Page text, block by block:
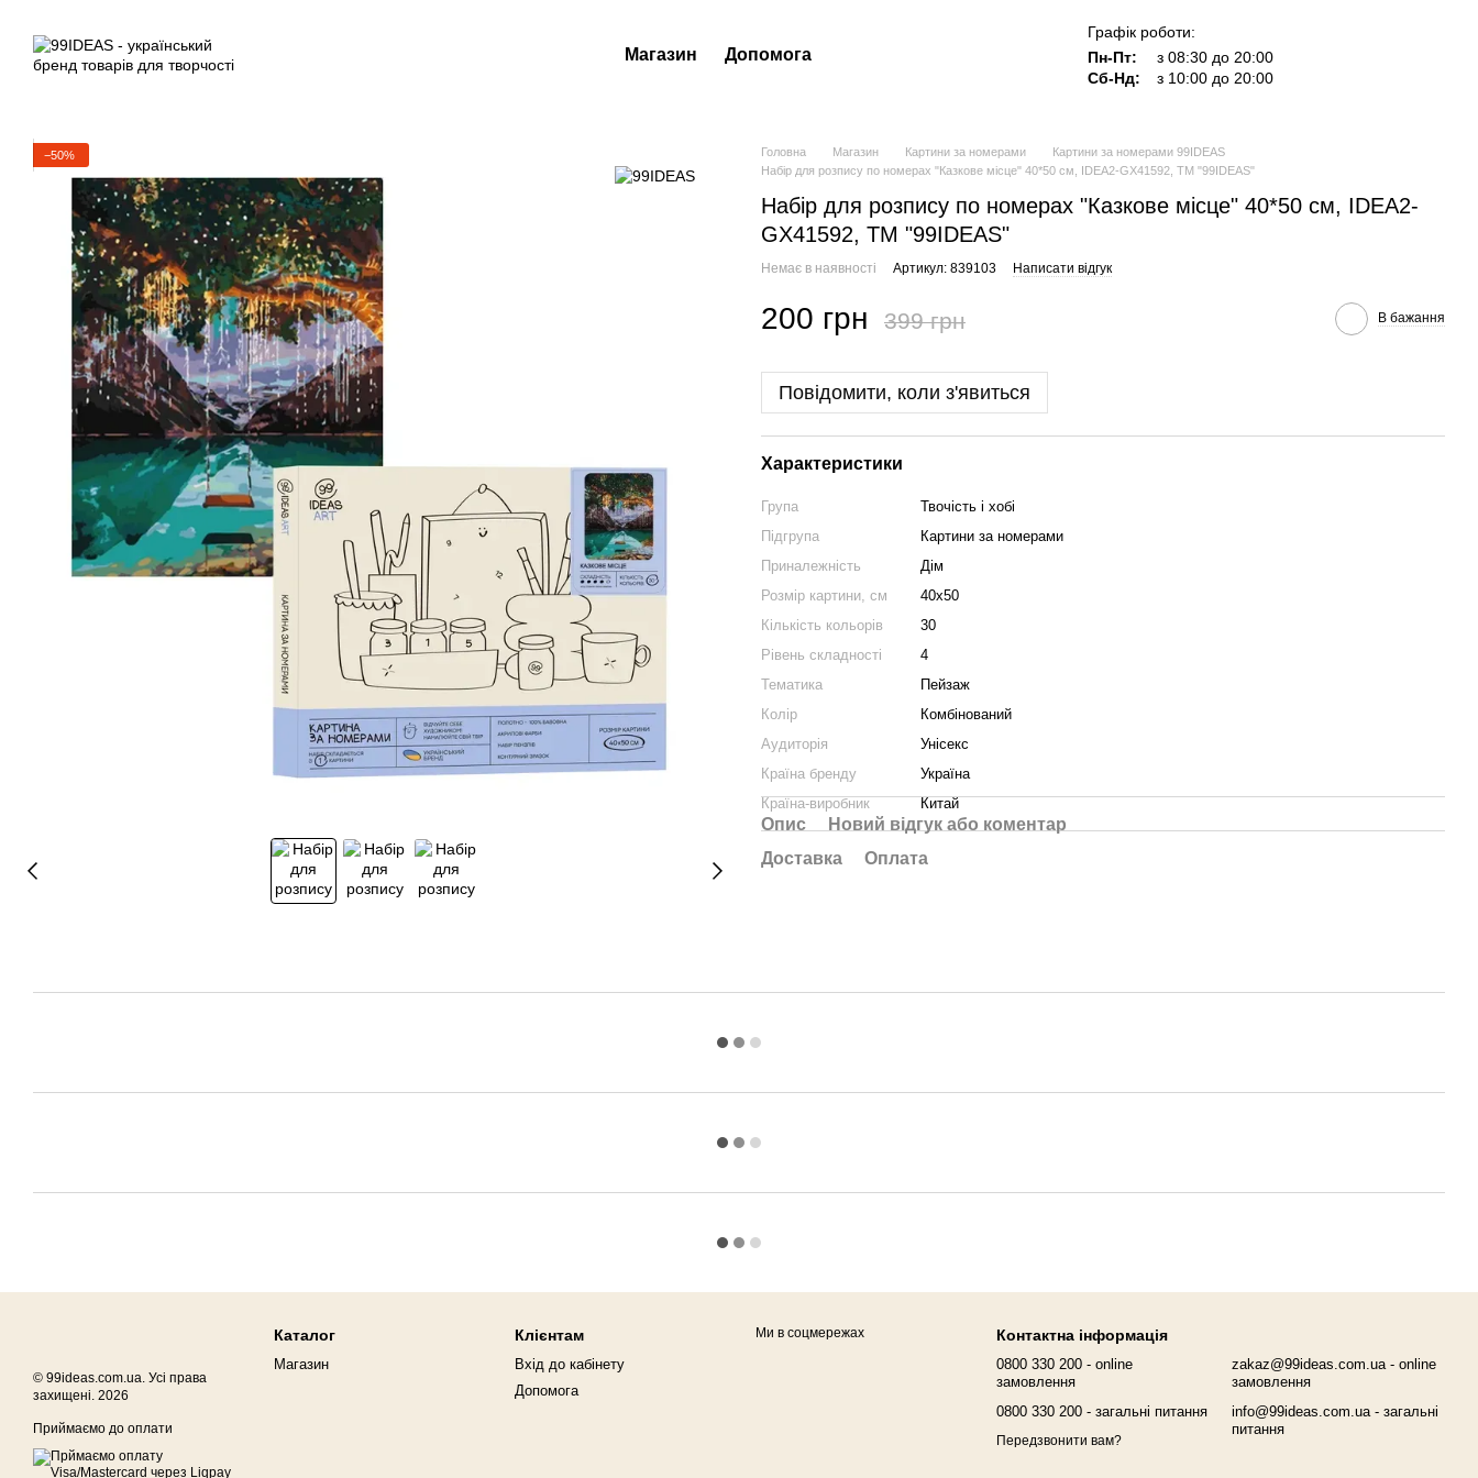
Магазин Допомога
Графік роботи:
Пн-Пт:
з 08:30 до 20:00
Сб-Нд:
з 10:00 до 20:00
−50% Головна Магазин Картини за номерами
Картини за номерами 99IDEAS
Набір для розпису по номерах "Казкове місце" 40*50 см, IDEA2-GX41592, ТМ "99IDEAS"
Набір для розпису по номерах "Казкове місце" 40*50 см, IDEA2-
GX41592, ТМ "99IDEAS"
Немає в наявності Артикул: 839103 Написати відгук
200 грн 399 грн В бажання
Повідомити, коли з'явиться
Характеристики
Група
Твочість і хобі
Підгрупа
Картини за номерами
Приналежність
Дім
Розмір картини, см
40х50
Кількість кольорів
30
Рівень складності
4
Тематика
Пейзаж
Колір
Комбінований
Аудиторія
Унісекс
Країна бренду
Україна
Країна-виробник
Китай
Опис
Новий відгук або коментар
Доставка
Оплата
© 99ideas.com.ua. Усі права
захищені. 2026
Приймаємо до оплати
Каталог
Магазин
Клієнтам
Вхід до кабінету
Допомога
Ми в соцмережах Контактна інформація
0800 330 200 - online
замовлення
0800 330 200 - загальні питання
Передзвонити вам?
zakaz@99ideas.com.ua - online
замовлення
info@99ideas.com.ua - загальні
питання